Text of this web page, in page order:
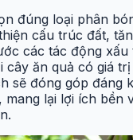
đúng loại phân
cấu trúc đất,
các tác động xấu
cây ăn quả có giá
sẽ đóng góp đáng
mang lại lợi ích bền